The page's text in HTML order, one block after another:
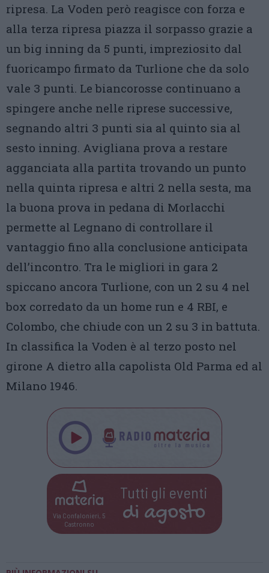
ripresa. La Voden però reagisce con forza e
alla terza ripresa piazza il sorpasso grazie a
un big inning da 5 punti, impreziosito dal
fuoricampo firmato da Turlione che da solo
vale 3 punti. Le biancorosse continuano a
spingere anche nelle riprese successive,
segnando altri 3 punti sia al quinto sia al
sesto inning. Avigliana prova a restare
agganciata alla partita trovando un punto
nella quinta ripresa e altri 2 nella sesta, ma
la buona prova in pedana di Morlacchi
permette al Legnano di controllare il
vantaggio fino alla conclusione anticipata
dell’incontro. Tra le migliori in gara 2
spiccano ancora Turlione, con un 2 su 4 nel
box corredato da un home run e 4 RBI, e
Colombo, che chiude con un 2 su 3 in battuta.
In classifica la Voden è al terzo posto nel
girone A dietro alla capolista Old Parma ed al
Milano 1946.
Via Confalonieri, 5
Castronno
Tutti gli eventi
di agosto